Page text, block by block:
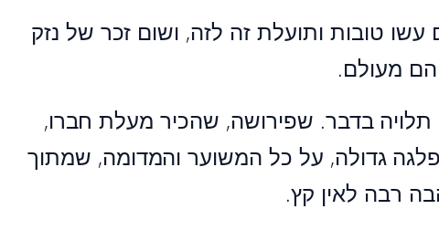
טובות ותועלת זה לזה, ושום זכר של נזק
מעולם.
בדבר. שפירושה, שהכיר מעלת חברו,
גדולה, על כל המשוער והמדומה, שמתוך
רבה לאין קץ.